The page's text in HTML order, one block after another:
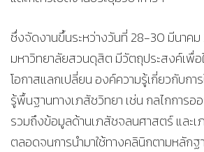
ซึ่งจัดงานขึ้นระหว่างวันที่ 28-30 มีนาค
มหาวิทยาลัยสวนดุสิต มีวัตถุประสงค์เพื่อ
โอกาสแลกเปลี่ยน องค์ความรู้เกี่ยวกับกา
รู้พื้นฐานทางเภสัชวิทยา เช่น กลไกการอ
รวมถึงข้อมูลด้านเภสัชจลนศาสตร์ และ
ตลอดจนการนำมาใช้ทางคลินิกตามหลักฐ